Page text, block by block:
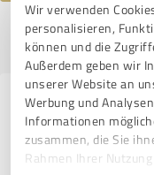
Wir verwenden
personalisieren,
können und die
Außerdem geben wir
unserer Website an
Werbung und
Informationen
zusammen, die Sie
Rahmen Ihrer
Profil aktiv seit